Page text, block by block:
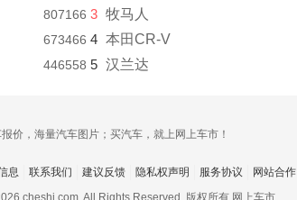
807166
673466
446558
3 牧马人
4 本田CR-V
5 汉兰达
息 联系我们 建议反馈 隐私权声明 服务协议 网站合作
cheshi.com. All Rights Reserved. 版权所有 网上车市